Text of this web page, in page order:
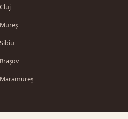
Cluj
Mureș
Sibiu
Brașov
Maramureș